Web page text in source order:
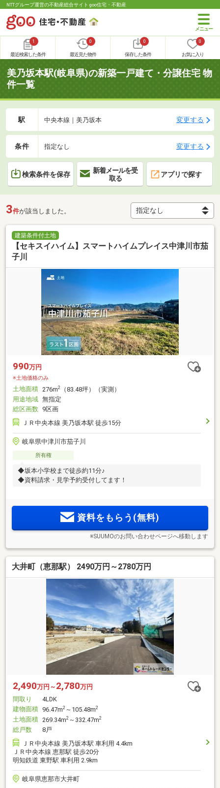
NTTグループ運営の不動産総合サイト goo住宅・不動産
1
最近検索した条件
0
最近見た物件
0
保存した条件
0
お気に入り
美乃坂本駅(岐阜県)の新築一戸建て・分譲住宅 物
件一覧
駅 中央本線｜美乃坂本 変更する
条件 指定なし 変更する
検索条件を保存
新着メールを受
取る
アプリで探す
3件が該当しました。
建築条件付土地
【セキスイハイム】スマートハイムプレイス中津川市茄
子川
990万円
※土地価格のみ
土地面積 276m2
（83.48坪）（実測）
用途地域 無指定
総区画数 9区画
ＪＲ中央本線 美乃坂本駅 徒歩15分
岐阜県中津川市茄子川
所有権
◆坂本小学校まで徒歩約11分♪
◆資料請求・見学予約受付してます！
資料をもらう(無料)
※SUUMOのお問い合わせページへ移動します
大井町（恵那駅） 2490万円～2780万円
2,490万円～ 2,780万円
間取り
4LDK
建物面積 96.47m2 ～105.48m2
土地面積 269.34m2 ～332.47m2
総戸数
8戸
ＪＲ中央本線 美乃坂本駅 車利用 4.4km
ＪＲ中央本線 恵那駅 徒歩20分
明知鉄道 東野駅 車利用 2.9km
岐阜県恵那市大井町